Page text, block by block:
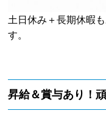
土日休み＋長期休暇
す。
昇給＆賞与あり！